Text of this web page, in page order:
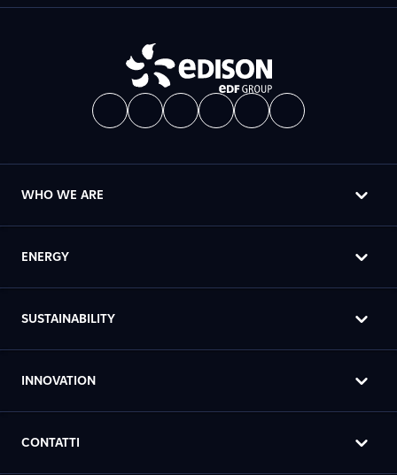
WHO WE ARE
ENERGY
SUSTAINABILITY
INNOVATION
CONTATTI